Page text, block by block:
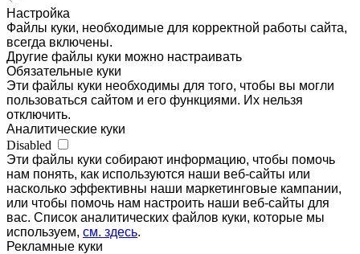
Настройка
Файлы куки, необходимые для корректной работы сайта,
всегда включены.
Другие файлы куки можно настраивать
Обязательные куки
Эти файлы куки необходимы для того, чтобы вы могли
пользоваться сайтом и его функциями. Их нельзя
отключить.
Аналитические куки
Disabled
Эти файлы куки собирают информацию, чтобы помочь
нам понять, как используются наши веб-сайты или
насколько эффективны наши маркетинговые кампании,
или чтобы помочь нам настроить наши веб-сайты для
вас. Список аналитических файлов куки, которые мы
используем, см. здесь.
Рекламные куки